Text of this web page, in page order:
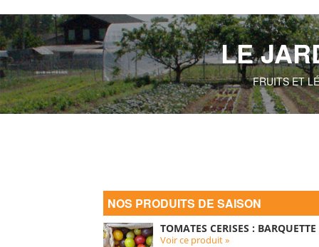
LE
FRUITS ET
NOS PRODUITS DE SAISON
TOMATES CERISES :
Voir ce produit »